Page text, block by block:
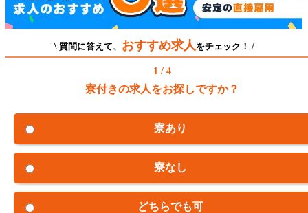
\ 質問に答えて、 おすすめ求人 をチェック！ /
1 / 4
寮付きの求人をお探しですか？
寮あり
寮なし
どちらでも可